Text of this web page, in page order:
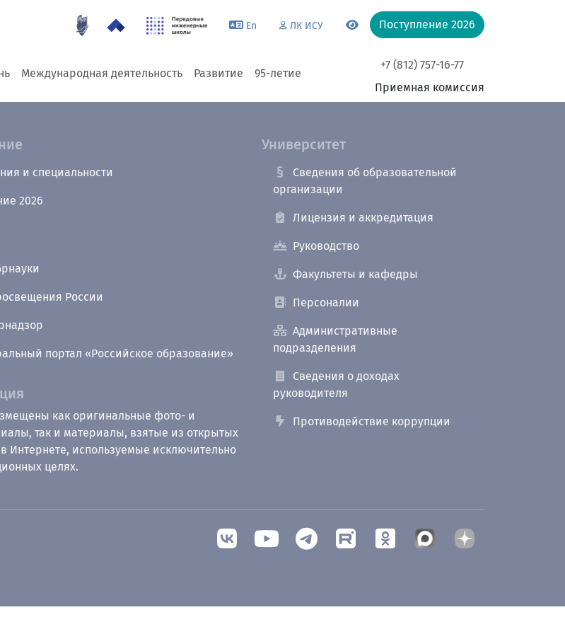
En ЛК ИСУ Поступление 2026
Международная деятельность Развитие 95-летие
+7 (812) 757-16-77
Приемная комиссия
и специальности
2026
России
портал «Российское образование»
как оригинальные фото- и
так и материалы, взятые из открытых
Интернете, используемые исключительно
целях.
Университет
Сведения об образовательной
организации
Лицензия и аккредитация
Руководство
Факультеты и кафедры
Персоналии
Административные
подразделения
Сведения о доходах
руководителя
Противодействие коррупции